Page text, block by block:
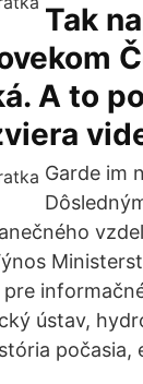
Tak
A to
Garde im
ústav,
počasia,